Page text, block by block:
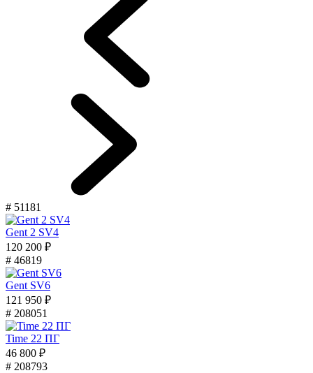
# 51181
Gent 2 SV4
120 200 ₽
# 46819
Gent SV6
121 950 ₽
# 208051
Time 22 ПГ
46 800 ₽
# 208793